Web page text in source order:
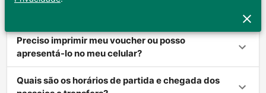
Preciso imprimir meu voucher ou posso
apresentá-lo no meu celular?
Quais são os horários de partida e chegada dos